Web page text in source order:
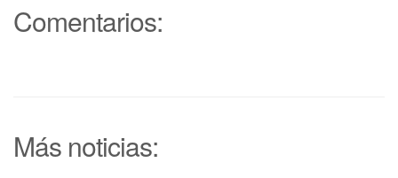
Comentarios:
Más noticias: